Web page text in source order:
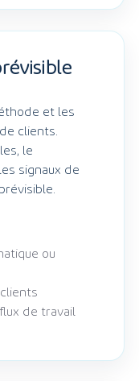
et les
clients.
le
signaux de
ou
de travail